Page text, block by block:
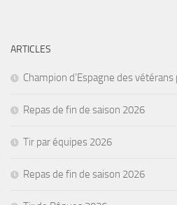
ARTICLES
Champion d’Espagne des
Repas de fin de saison 2026
Tir par équipes 2026
Repas de fin de saison 2026